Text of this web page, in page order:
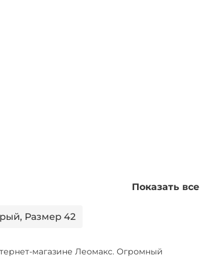
Размер 42
Показать все
магазине Леомакс. Огромный